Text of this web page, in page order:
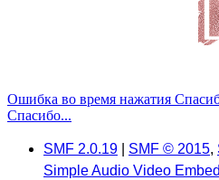
Ошибка во время нажатия
Спасибо...
SMF 2.0.19 SMF © 2015,
Simple Audio Video